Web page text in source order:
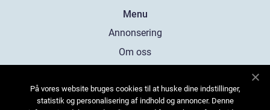
Menu
Annonsering
Om oss
Kontakta oss
På vores website bruges cookies til at huske dine indstillinger,
statistik og personalisering af indhold og annoncer. Denne